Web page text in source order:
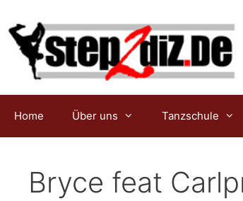
Inhalt
springen
Home Über uns Tanzschule
Bryce feat